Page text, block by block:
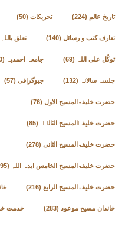
تاریخ عالم (224) تحریکات(50)
تعارف کتب و رسائل (140) تعلق باللہ
توکّل علی اللہ (69) جامعہ احمدیہ (50)
جلسہ سالانہ (132) جیوگرافی(57)
حضرت خلیفۃالمسیح الاول (76)
حضرت خلیفۃالمسیح الثالثؒ (85)
حضرت خلیفۃالمسیح الثانی(278)
حضرت خلیفۃالمسیح الخامس ایدہ اللہ (195)
حضرت خلیفۃالمسیح الرابع (216)
خاندان مسیح موعود(283) خدمت